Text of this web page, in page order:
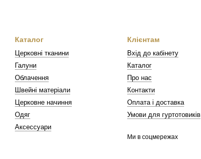
Каталог
Церковні тканини
Галуни
Облачення
Швейні матеріали
Церковне начиння
Одяг
Аксессуари
Клієнтам
Вхід до кабінету
Каталог
Про нас
Контакти
Оплата і доставка
Умови для гуртотовиків
Ми в соцмережах